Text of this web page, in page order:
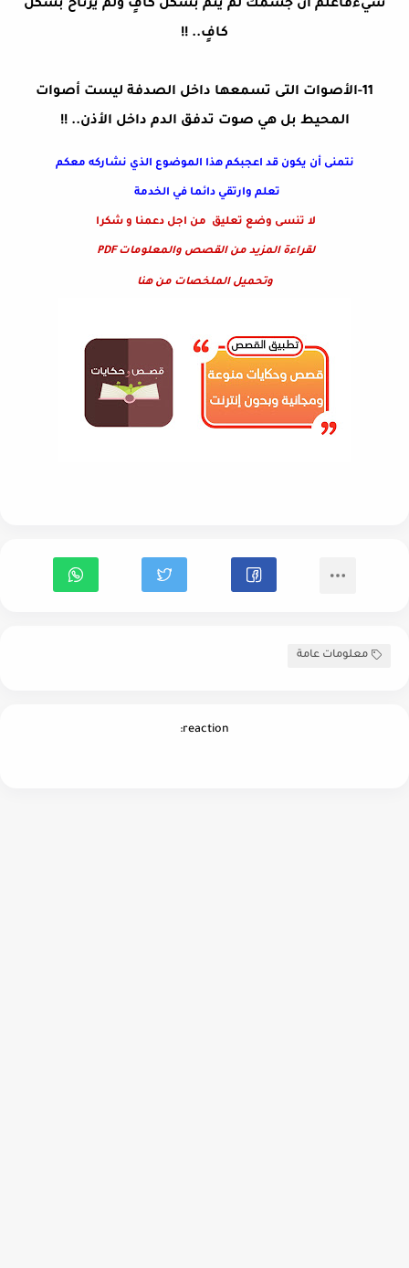
شيءفاعلم أن جسمك لم ينم بشكل كافٍ ولم يرتاح بشكل
كافٍ.. !!
11-الأصوات التى تسمعها داخل الصدفة ليست أصوات
المحيط بل هي صوت تدفق الدم داخل الأذن.. !!
نتمنى أن يكون قد اعجبكم هذا الموضوع الذي نشاركه معكم
تعلم وارتقي دائما في الخدمة
لا تنسى وضع تعليق من اجل دعمنا و شكرا
لقراءة المزيد من القصص والمعلومات PDF
وتحميل الملخصات من هنا
معلومات عامة
reaction: